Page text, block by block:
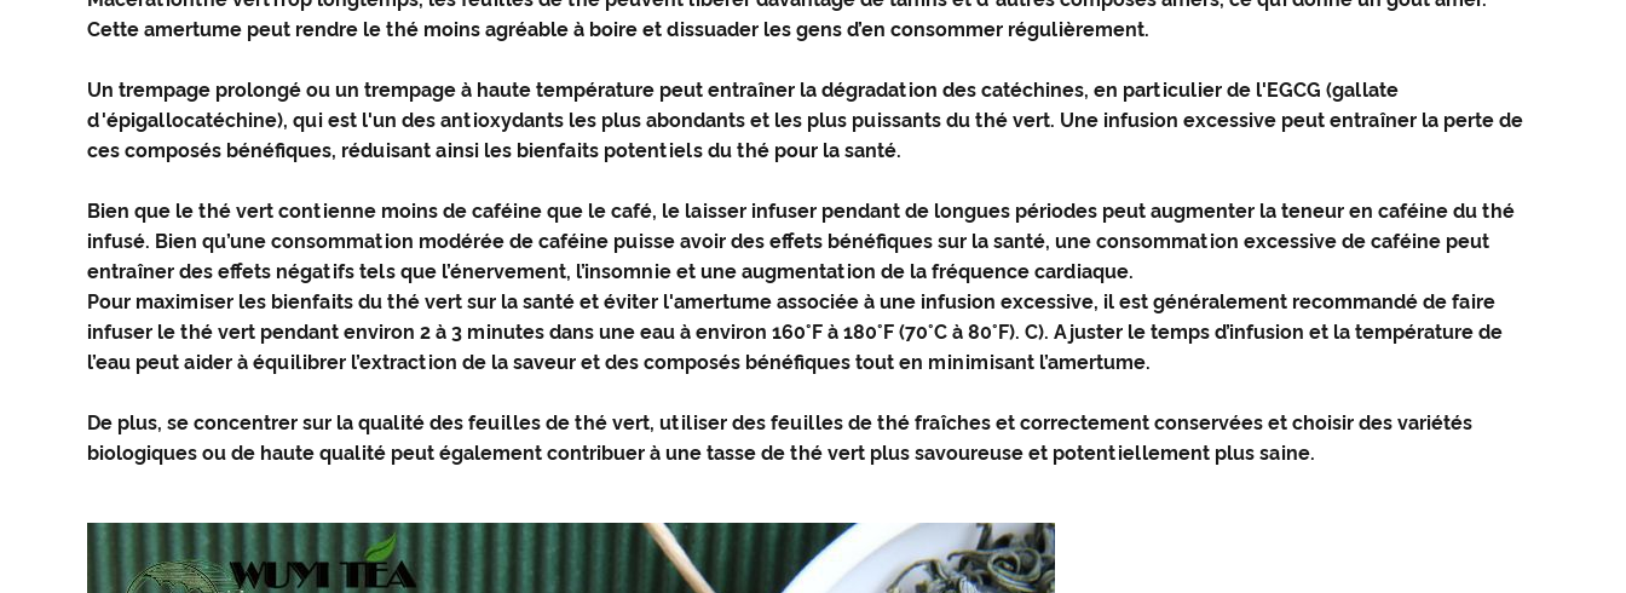
Cette amertume peut rendre le thé moins agréable à boire et dissuader les gens d’en consommer régulièrement.
Un trempage prolongé ou un trempage à haute température peut entraîner la dégradation des catéchines, en particulier de l'EGCG (gallate
d'épigallocatéchine), qui est l'un des antioxydants les plus abondants et les plus puissants du thé vert. Une infusion excessive peut entraîner la perte de
ces composés bénéfiques, réduisant ainsi les bienfaits potentiels du thé pour la santé.
Bien que le thé vert contienne moins de caféine que le café, le laisser infuser pendant de longues périodes peut augmenter la teneur en caféine du thé
infusé. Bien qu’une consommation modérée de caféine puisse avoir des effets bénéfiques sur la santé, une consommation excessive de caféine peut
entraîner des effets négatifs tels que l’énervement, l’insomnie et une augmentation de la fréquence cardiaque.
Pour maximiser les bienfaits du thé vert sur la santé et éviter l'amertume associée à une infusion excessive, il est généralement recommandé de faire
infuser le thé vert pendant environ 2 à 3 minutes dans une eau à environ 160°F à 180°F (70°C à 80°F). C). Ajuster le temps d’infusion et la température de
l’eau peut aider à équilibrer l’extraction de la saveur et des composés bénéfiques tout en minimisant l’amertume.
De plus, se concentrer sur la qualité des feuilles de thé vert, utiliser des feuilles de thé fraîches et correctement conservées et choisir des variétés
biologiques ou de haute qualité peut également contribuer à une tasse de thé vert plus savoureuse et potentiellement plus saine.